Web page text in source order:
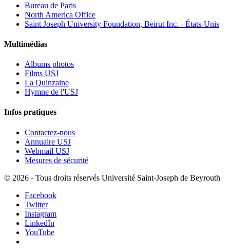
Bureau de Paris
North America Office
Saint Joseph University Foundation, Beirut Inc. - États-Unis
Multimédias
Albums photos
Films USJ
La Quinzaine
Hymne de l'USJ
Infos pratiques
Contactez-nous
Annuaire USJ
Webmail USJ
Mesures de sécurité
© 2026 - Tous droits réservés Université Saint-Joseph de Beyrouth
Facebook
Twitter
Instagram
LinkedIn
YouTube